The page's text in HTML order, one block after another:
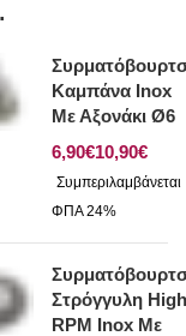
Καμπάνα Inox
Με Αξονάκι Ø6
€
€
Στρόγγυλη High
RPM Inox Με